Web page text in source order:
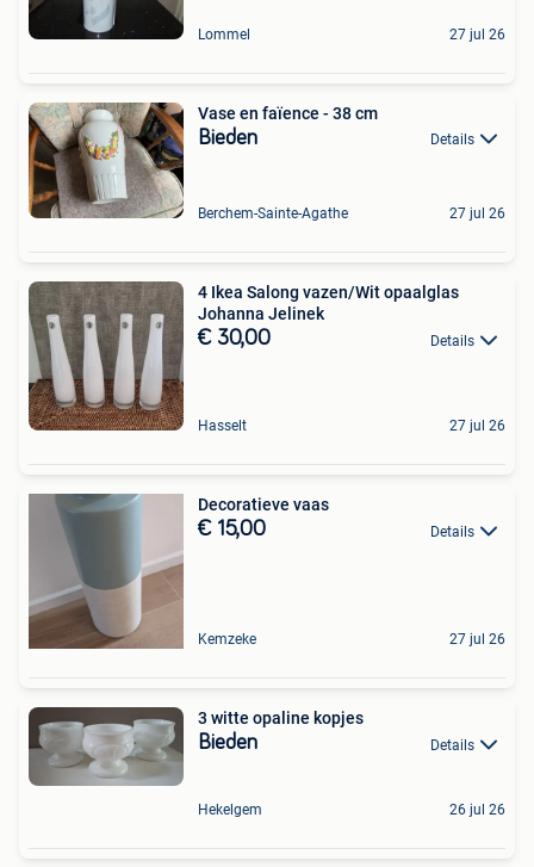
Lommel 27 jul 26
Vase en faïence - 38 cm
Bieden Details
Berchem-Sainte-Agathe 27 jul 26
4 Ikea Salong vazen/Wit opaalglas
Johanna Jelinek
€ 30,00 Details
Hasselt 27 jul 26
Decoratieve vaas
€ 15,00 Details
Kemzeke 27 jul 26
3 witte opaline kopjes
Bieden Details
Hekelgem 26 jul 26